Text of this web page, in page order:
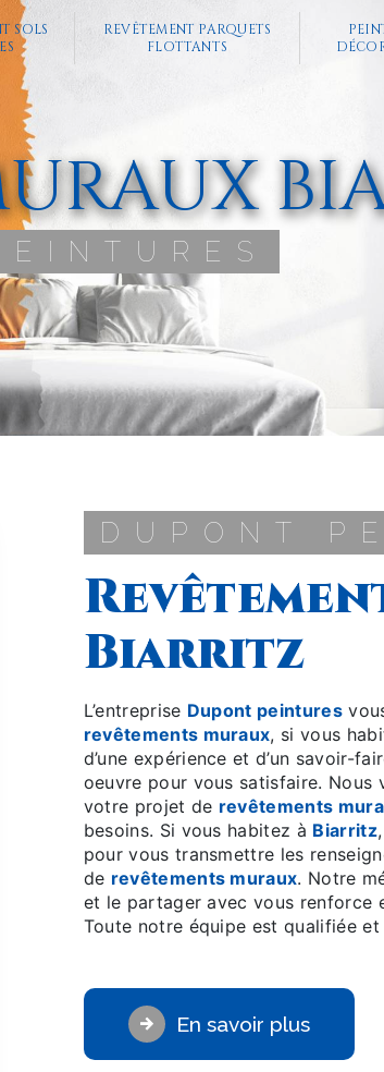
SOLS
REVÊTEMENT PARQUETS
FLOTTANTS
DUPONT
revêtements muraux à
Biarritz
L’entreprise Dupont peintures
revêtements muraux, si vous
d’une expérience et d’un savoir-
oeuvre pour vous satisfaire. Nous
votre projet de revêtements
besoins. Si vous habitez à Biarritz
pour vous transmettre les
de revêtements muraux. Notre
et le partager avec vous renforce
Toute notre équipe est qualifiée
En savoir plus